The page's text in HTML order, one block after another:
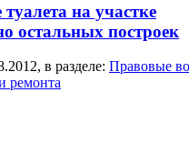
на участке
остальных построек
, в разделе: Правовые
ремонта